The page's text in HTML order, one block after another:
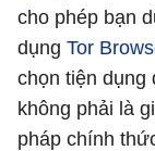
cho phép bạn
dụng Tor
chọn tiện dụng
không phải là
pháp chính